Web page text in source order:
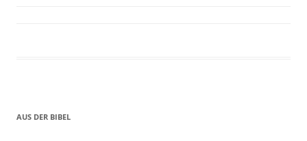
AUS DER BIBEL